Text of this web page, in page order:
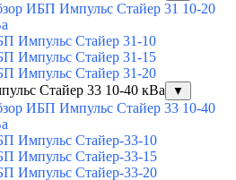
ИБП Импульс Стайер 31 10-20
Импульс Стайер 31-10
Импульс Стайер 31-15
Импульс Стайер 31-20
Стайер 33 10-40 кВа
▼
ИБП Импульс Стайер 33 10-40
Импульс Стайер-33-10
Импульс Стайер-33-15
Импульс Стайер-33-20